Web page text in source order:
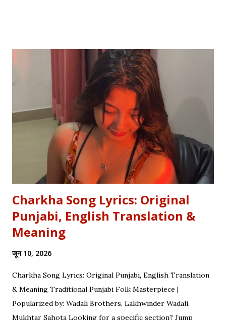
Stop Saying "My Buffalo is Dancing"! Learn the correct
English equivalents for famous Hindi idioms before your
next exam. In 2010, the internet struggled to find the
meaning of "Sau sonaar ki, ek lohaar ki." We are here to
settle that debate once and for all. Whether you are a
student eyeing the lucrative RBI Rajbhasha Adhikari Salary
& Job Profile , a scholar researching Vidyapati...
Charkha Song Lyrics: Original
Punjabi, English Translation &
Meaning
जून 10, 2026
Charkha Song Lyrics: Original Punjabi, English Translation
& Meaning Traditional Punjabi Folk Masterpiece |
Popularized by: Wadali Brothers, Lakhwinder Wadali,
Mukhtar Sahota Looking for a specific section? Jump